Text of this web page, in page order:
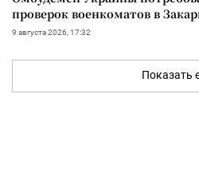
проверок военкоматов в
9 августа 2026, 17:32
Показать